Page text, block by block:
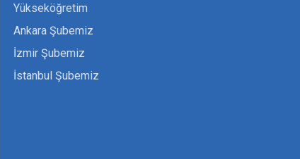
Yükseköğretim
Ankara Şubemiz
İzmir Şubemiz
İstanbul Şubemiz